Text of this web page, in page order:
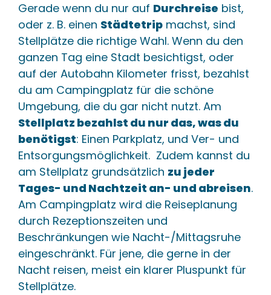
Gerade wenn du nur auf Durchreise bist,
oder z. B. einen Städtetrip machst, sind
Stellplätze die richtige Wahl. Wenn du den
ganzen Tag eine Stadt besichtigst, oder
auf der Autobahn Kilometer frisst, bezahlst
du am Campingplatz für die schöne
Umgebung, die du gar nicht nutzt. Am
Stellplatz bezahlst du nur das, was du
benötigst: Einen Parkplatz, und Ver- und
Entsorgungsmöglichkeit. Zudem kannst du
am Stellplatz grundsätzlich zu jeder
Tages- und Nachtzeit an- und abreisen.
Am Campingplatz wird die Reiseplanung
durch Rezeptionszeiten und
Beschränkungen wie Nacht-/Mittagsruhe
eingeschränkt. Für jene, die gerne in der
Nacht reisen, meist ein klarer Pluspunkt für
Stellplätze.